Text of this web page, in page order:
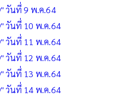
วันที่ 9 พ.ค.64
วันที่ 10 พ.ค.64
วันที่ 11 พ.ค.64
วันที่ 12 พ.ค.64
วันที่ 13 พ.ค.64
วันที่ 14 พ.ค.64